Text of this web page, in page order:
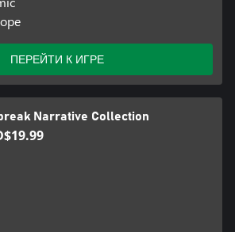
ПЕРЕЙТИ К ИГРЕ
Narrative Collection